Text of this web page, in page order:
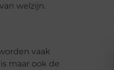
welzijn.
vaak
maar ook de